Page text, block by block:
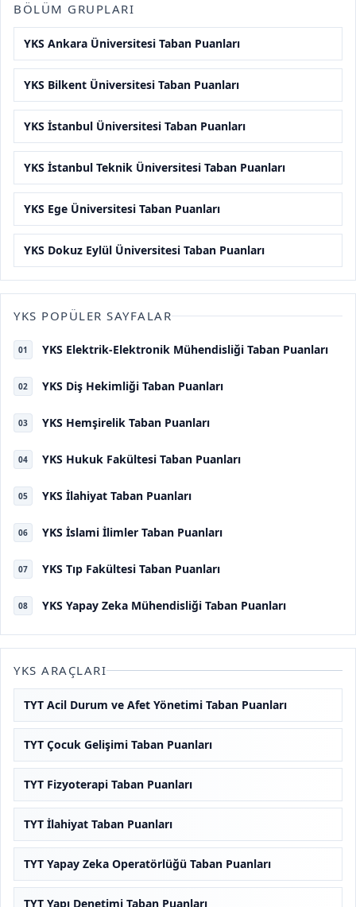
BÖLÜM GRUPLARI
YKS Ankara Üniversitesi Taban Puanları
YKS Bilkent Üniversitesi Taban Puanları
YKS İstanbul Üniversitesi Taban Puanları
YKS İstanbul Teknik Üniversitesi Taban Puanları
YKS Ege Üniversitesi Taban Puanları
YKS Dokuz Eylül Üniversitesi Taban Puanları
YKS POPÜLER SAYFALAR
01 YKS Elektrik-Elektronik Mühendisliği Taban Puanları
02 YKS Diş Hekimliği Taban Puanları
03 YKS Hemşirelik Taban Puanları
04 YKS Hukuk Fakültesi Taban Puanları
05 YKS İlahiyat Taban Puanları
06 YKS İslami İlimler Taban Puanları
07 YKS Tıp Fakültesi Taban Puanları
08 YKS Yapay Zeka Mühendisliği Taban Puanları
YKS ARAÇLARI
TYT Acil Durum ve Afet Yönetimi Taban Puanları
TYT Çocuk Gelişimi Taban Puanları
TYT Fizyoterapi Taban Puanları
TYT İlahiyat Taban Puanları
TYT Yapay Zeka Operatörlüğü Taban Puanları
TYT Yapı Denetimi Taban Puanları